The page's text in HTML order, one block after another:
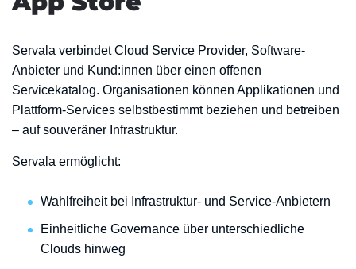
Servala verbindet Cloud Service Provider, Software-
Anbieter und Kund:innen über einen offenen
Servicekatalog. Organisationen können Applikationen und
Plattform-Services selbstbestimmt beziehen und betreiben
– auf souveräner Infrastruktur.
Servala ermöglicht:
Wahlfreiheit bei Infrastruktur- und Service-Anbietern
Einheitliche Governance über unterschiedliche
Clouds hinweg